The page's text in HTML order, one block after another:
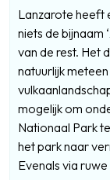
Lanzarote heeft
niets de bijnaam
van de rest. Het
natuurlijk
mogelijk om
Nationaal Park
het park naar
Evenals via